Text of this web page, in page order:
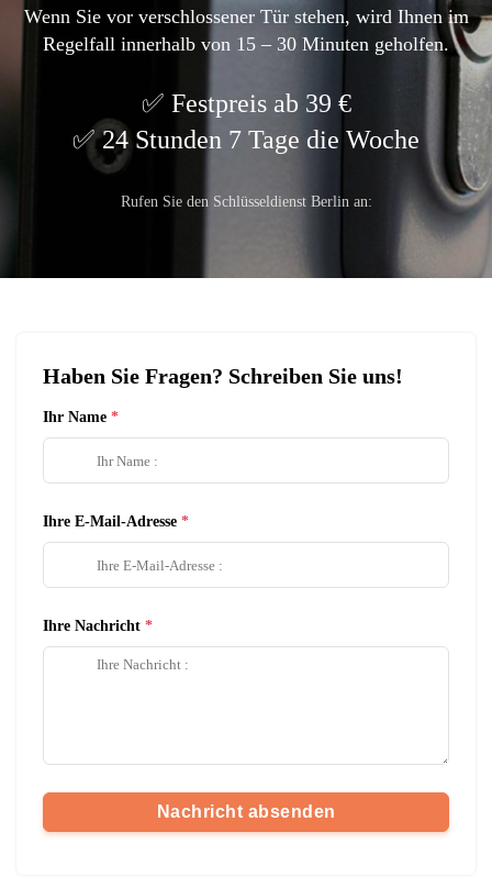
Wenn Sie vor verschlossener Tür stehen, wird Ihnen im
Regelfall innerhalb von 15 – 30 Minuten geholfen.
Festpreis ab 39 €
24 Stunden 7 Tage die Woche
Rufen Sie den Schlüsseldienst Berlin an:
Haben Sie Fragen? Schreiben Sie uns!
Ihr Name
Ihre E-Mail-Adresse
Ihre Nachricht
Nachricht absenden